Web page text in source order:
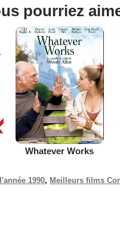
pourriez
Whatever Works
1990, Meilleurs films